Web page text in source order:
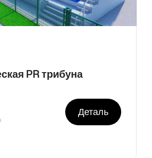
PR трибуна
Деталь